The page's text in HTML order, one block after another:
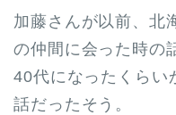
加藤さんが以前、北
の仲間に会った時の
40代になったくらい
話だったそう。